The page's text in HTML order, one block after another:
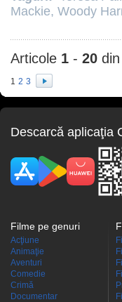
Mackie, Woody
Articole 1 - 20 din
1 2 3
Descarcă aplicaţia
Filme pe genuri
Acţiune
Animaţie
Aventuri
Comedie
Crimă
Documentar